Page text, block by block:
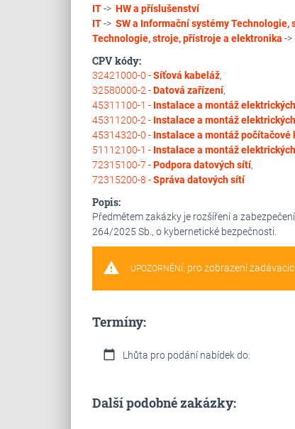
IT-> HW a příslušenství
IT-> SW a Informační systémy Technologie,
Technologie, stroje, přístroje a elektronika ->
CPV kódy:
32421000-0 -Síťová kabeláž,
32580000-2 -Datová zařízení,
45311100-1 - Instalace a montáž
45311200-2 - Instalace a montáž
45314320-0 - Instalace a montáž počítačové
51112100-1 - Instalace a montáž
72315100-7 -Podpora datových sítí,
72315200-8 -Správa datových sítí
Popis:
Předmětem zakázky je rozšíření a
264/2025 Sb., o kybernetické bezpečnosti.
warning UPOZORNĚNÍ: pro zobrazení
Termíny:
calendar_today Lhůta pro podání nabídek do:
Další podobné zakázky: